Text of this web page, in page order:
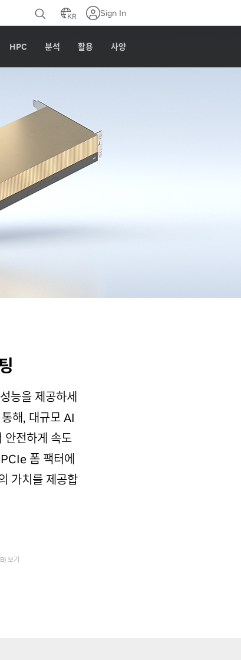
KR Sign In
HPC 분석 활용 사양
능을 제공하세
해, 대규모 AI
안전하게 속도
폼 팩터에
가치를 제공합
보기